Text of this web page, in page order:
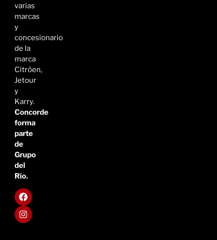
varias
marcas
y
concesionario
de la
marca
Citröen,
Jetour
y
Karry.
Concorde
forma
parte
de
Grupo
del
Río.